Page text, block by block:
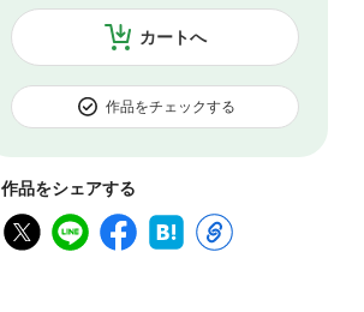
カートへ
作品をチェックする
作品をシェアする